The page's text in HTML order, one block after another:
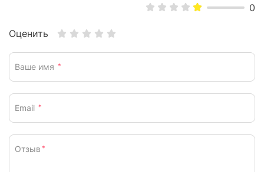
0
Оценить
Ваше имя *
Email *
Отзыв *